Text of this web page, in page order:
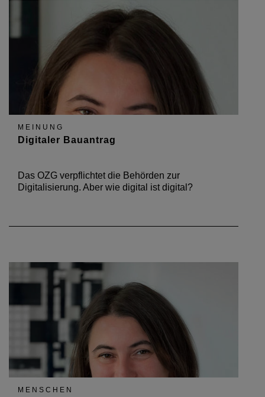
MEINUNG
Digitaler Bauantrag
Das OZG verpflichtet die Behörden zur
Digitalisierung. Aber wie digital ist digital?
MENSCHEN